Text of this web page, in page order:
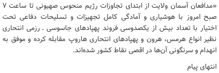
«مدافعان آسمان ولایت از ابتدای تجاوزات رژیم منحوس صهیونی تا ساعت ۷
صبح امروز با هوشیاری و آمادگی کامل تجهیزات و تسلیحات دفاعی تحت
اختیار با تعداد بیش از یکصدوسی فروند پهپادهای جاسوسی ـ رزمی انتحاری
نظیر انواع هرمس، هرون و پهپادهای انتحاری هاروپ مقابله کرده و موفق به
انهدام و سرنگونی آن‌ها در اقصی نقاط کشور شده‌اند.
انتهای پیام